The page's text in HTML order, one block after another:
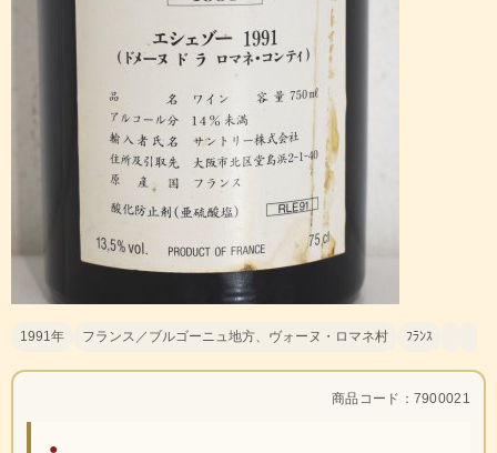
1991年 フランス／ブルゴーニュ地方、ヴォーヌ・ロマネ村 ﾌﾗﾝｽ
商品コード：7900021
●